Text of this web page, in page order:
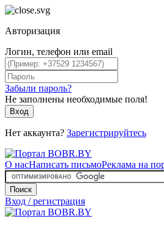
Авторизация
Логин, телефон или email
Забыли пароль?
Не заполнены необходимые поля!
Вход
Нет аккаунта? Зарегистрируйтесь
О насНаписать письмоРеклама на
Поиск
Вход / регистрация